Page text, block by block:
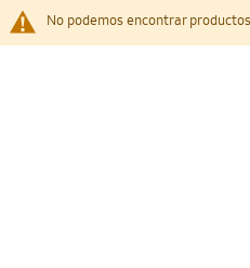
No podemos encontrar